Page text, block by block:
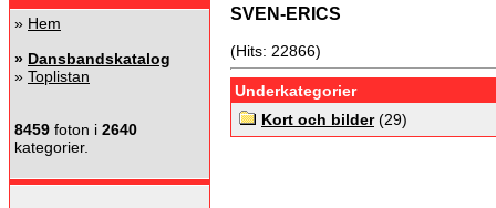
» Hem
» Dansbandskatalog
» Toplistan
8459 foton i 2640
kategorier.
SVEN-ERICS
(Hits: 22866)
Underkategorier
Kort och bilder(29)